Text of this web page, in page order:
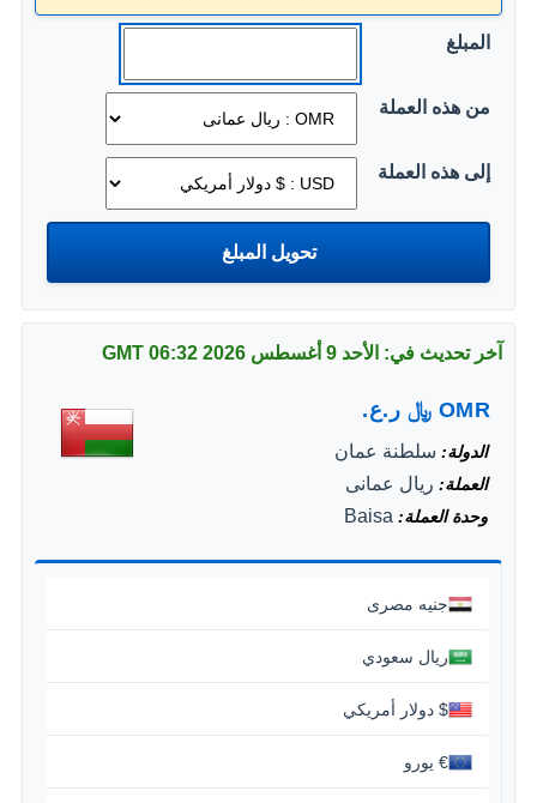
المبلغ
من هذه العملة
إلى هذه العملة
آخر تحديث في: الأحد 9 أغسطس 2026 06:32 GMT
OMR ﷼ ر.ع.
الدولة سلطنة عمان
العملة ريال عمانى
وحدة العملة Baisa
جنيه مصرى
ريال سعودي
$ دولار أمريكي
€ يورو